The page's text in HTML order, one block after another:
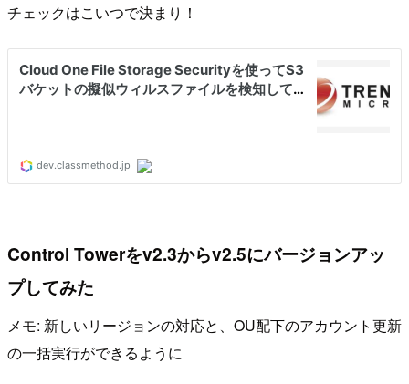
チェックはこいつで決まり！
Control Towerをv2.3からv2.5にバージョンアッ
プしてみた
メモ: 新しいリージョンの対応と、OU配下のアカウント更新
の一括実行ができるように